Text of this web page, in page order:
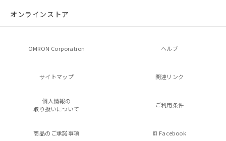
オンラインストア
OMRON Corporation ヘルプ
サイトマップ 関連リンク
個人情報の
取り扱いについて
ご利用条件
商品のご承諾事項 Facebook